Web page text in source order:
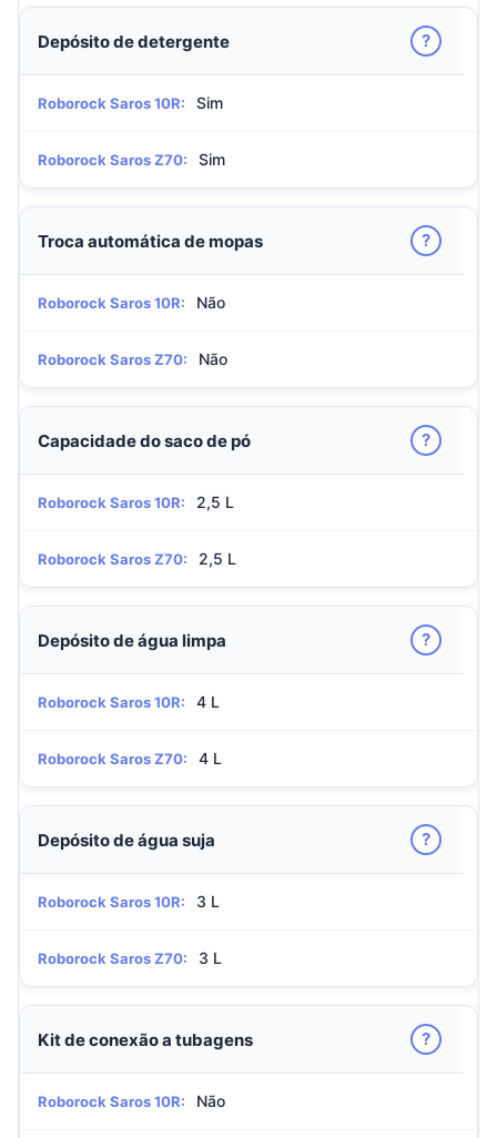
Depósito de detergente ?
Roborock Saros 10R: Sim
Roborock Saros Z70: Sim
Troca automática de mopas ?
Roborock Saros 10R: Não
Roborock Saros Z70: Não
Capacidade do saco de pó ?
Roborock Saros 10R: 2,5 L
Roborock Saros Z70: 2,5 L
Depósito de água limpa ?
Roborock Saros 10R: 4 L
Roborock Saros Z70: 4 L
Depósito de água suja ?
Roborock Saros 10R: 3 L
Roborock Saros Z70: 3 L
Kit de conexão a tubagens ?
Roborock Saros 10R: Não